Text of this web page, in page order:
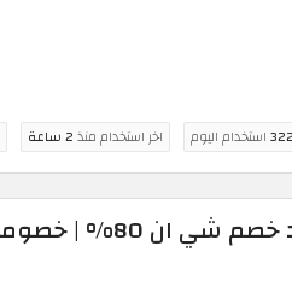
322استخدام اليوم اخر استخدام منذ2 ساعة
80% | خصومات حصرية على أزياء النساء